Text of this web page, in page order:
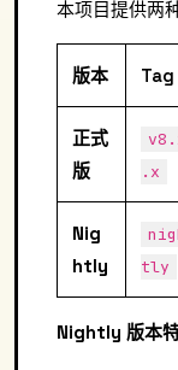
本项目提供两
版本 Tag
正式
版
.x
Nig
htly
tly
Nightly 版本特